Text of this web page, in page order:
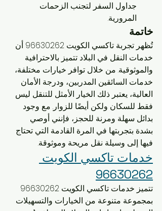
جداول السفر لتجنب الزحمات
المرورية.
خاتمة
تُظهر تجربة تاكسي الكويت 96630262 أن
خدمات النقل في البلاد تتميز بالاحترافية
والموثوقية. من خلال توافر خيارات مختلفة،
خدمات السائقين المدربين، ودرجة الأمان
العالية، يعتبر ذلك الخيار الأمثل للتنقل ليس
فقط للسكان ولكن أيضًا للزوار. مع وجود
بدائل سهلة ومرنة للحجز، فإنني أوصي
بشدة بتجربتها في المرة القادمة التي تحتاج
فيها إلى وسيلة نقل مريحة وموثوقة.
خدمات تاكسي الكويت
96630262
بمجموعة متنوعة من الخيارات والتسهيلات